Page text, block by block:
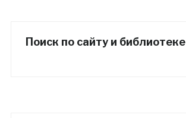
Поиск по сайту и библиотеке